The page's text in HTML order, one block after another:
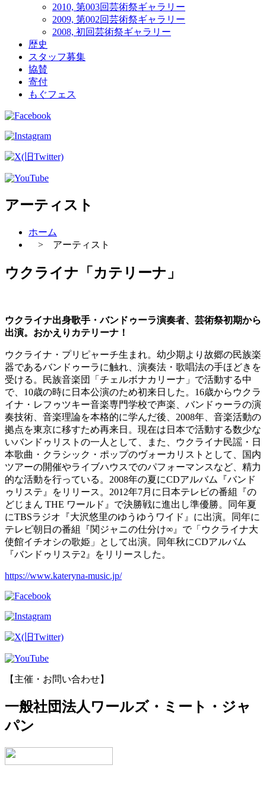
2010, 第003回芸術祭ギャラリー
2009, 第002回芸術祭ギャラリー
2008, 初回芸術祭ギャラリー
歴史
スタッフ募集
協賛
寄付
もぐフェス
アーティスト
ホーム
> アーティスト
ウクライナ「カテリーナ」
ウクライナ出身歌手・バンドゥーラ演奏者、芸術祭初期から
出演。おかえりカテリーナ！
ウクライナ・プリピャーチ生まれ。幼少期より故郷の民族楽
器であるバンドゥーラに触れ、演奏法・歌唱法の手ほどきを
受ける。民族音楽団「チェルボナカリーナ」で活動する中
で、10歳の時に日本公演のため初来日した。16歳からウクラ
イナ・レフゥツキー音楽専門学校で声楽、バンドゥーラの演
奏技術、音楽理論を本格的に学んだ後、2008年、音楽活動の
拠点を東京に移すため再来日。現在は日本で活動する数少な
いバンドゥリストの一人として、また、ウクライナ民謡・日
本歌曲・クラシック・ポップのヴォーカリストとして、国内
ツアーの開催やライブハウスでのパフォーマンスなど、精力
的な活動を行っている。2008年の夏にCDアルバム『バンド
ゥリステ』をリリース。2012年7月に日本テレビの番組『の
どじまん THE ワールド』で決勝戦に進出し準優勝。同年夏
にTBSラジオ『大沢悠里のゆうゆうワイド』に出演。同年に
テレビ朝日の番組『関ジャニの仕分け∞』で「ウクライナ大
使館イチオシの歌姫」として出演。同年秋にCDアルバム
『バンドゥリステ2』をリリースした。
https://www.kateryna-music.jp/
【主催・お問い合わせ】
一般社団法人ワールズ・ミート・ジャ
パン